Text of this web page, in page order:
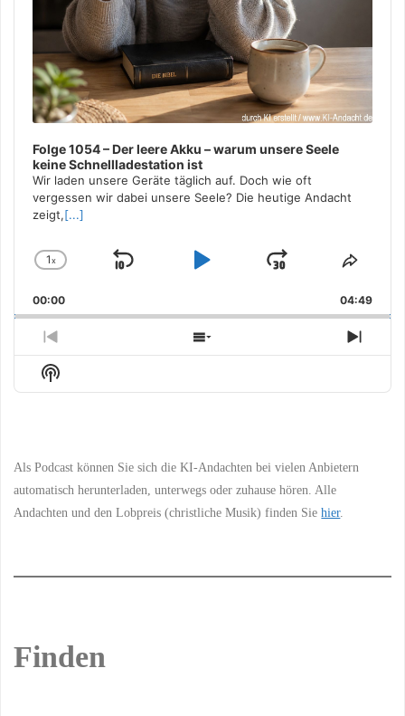
Folge 1054 – Der leere Akku – warum unsere Seele
keine Schnellladestation ist
Wir laden unsere Geräte täglich auf. Doch wie oft
vergessen wir dabei unsere Seele? Die heutige Andacht
zeigt,[...]
Change
Rate
1x
Skip
Play
Jump
Forward
Share
00:00 04:49
Previous
Episode
Show
Episodes
Next
Show
Podcast
Als Podcast können Sie sich die KI-Andachten bei vielen Anbietern
automatisch herunterladen, unterwegs oder zuhause hören. Alle
Andachten und den Lobpreis (christliche Musik) finden Siehier.
Finden